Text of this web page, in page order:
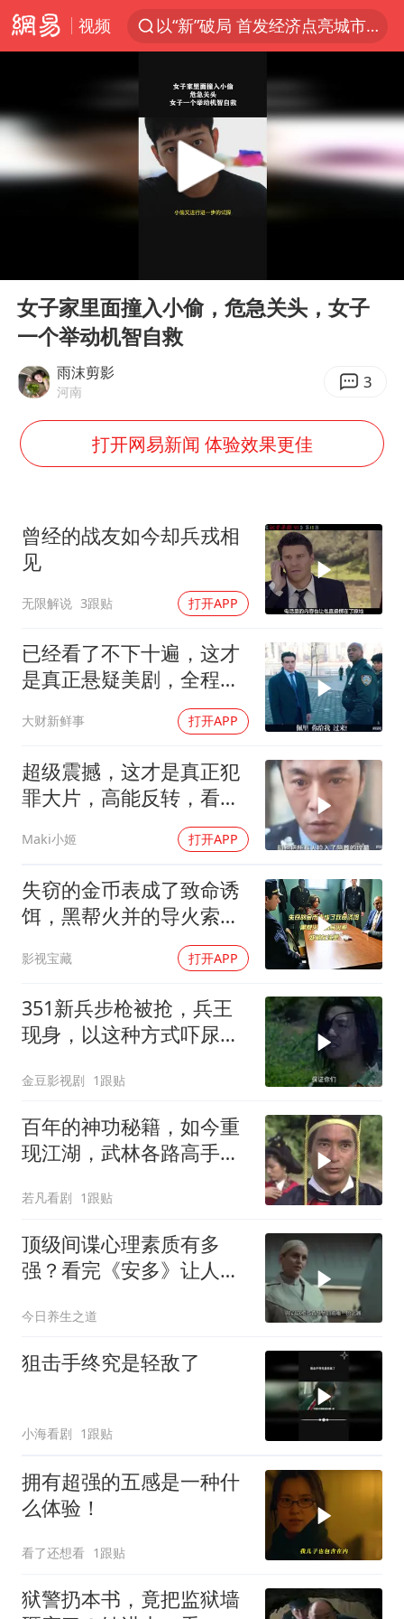
视频
以“新”破局 首发经济点亮城市消费活力
台风白海豚影响中国已成定局
佛得角门将亮相智利俱乐部主场
看守所辅警收受10万获刑1年
U17国足1分钟轰2球
房主任回应争议
把党建设得更加坚强有力
中国养老床位“三连降”
哪吒汽车南宁工厂设备降价20%拍卖
奋进开新局 实干挑大梁
Play
女子家里面撞入小偷，危急关头，女子
一个举动机智自救
雨沫剪影
河南 3
打开网易新闻 体验效果更佳
曾经的战友如今却兵戎相
见
无限解说 3跟贴 打开APP
已经看了不下十遍，这才
是真正悬疑美剧，全程惊
大财新鲜事 打开APP
超级震撼，这才是真正犯
罪大片，高能反转，看完
Maki小姬 打开APP
失窃的金币表成了致命诱
饵，黑帮火并的导火索，
影视宝藏 打开APP
351新兵步枪被抢，兵王
现身，以这种方式吓尿两
金豆影视剧 1跟贴
百年的神功秘籍，如今重
现江湖，武林各路高手究
若凡看剧 1跟贴
顶级间谍心理素质有多
强？看完《安多》让人头
今日养生之道
狙击手终究是轻敌了
小海看剧 1跟贴
拥有超强的五感是一种什
么体验！
看了还想看 1跟贴
狱警扔本书，竟把监狱墙